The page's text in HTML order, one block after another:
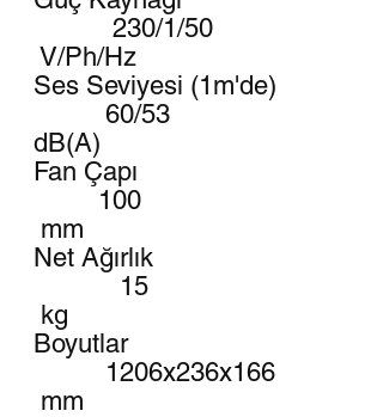
230/1/50
V/Ph/Hz
Ses Seviyesi (1m'de)
60/53
dB(A)
Fan Çapı
100
mm
Net Ağırlık
15
kg
Boyutlar
1206x236x166
mm